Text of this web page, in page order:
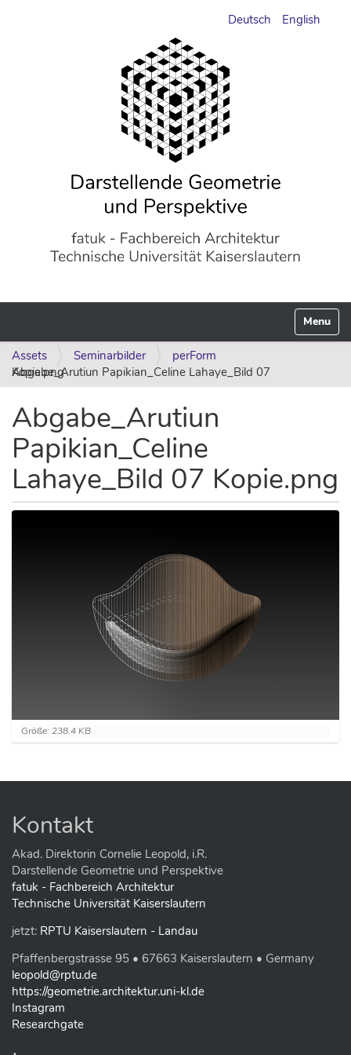
Deutsch English
Assets Seminarbilder
perForm
Abgabe_Arutiun Papikian_Celine Lahaye_Bild 07 Kopie.png
Abgabe_Arutiun
Papikian_Celine
Lahaye_Bild 07 Kopie.png
Z
e
e
l
d
i
v
o
l
e
G
r
ö
ß
e
…
Größe: 238.4 KB
Kontakt
Akad. Direktorin Cornelie Leopold, i.R.
Darstellende Geometrie und Perspektive
fatuk - Fachbereich Architektur
Technische Universität Kaiserslautern
jetzt: RPTU Kaiserslautern - Landau
Pfaffenbergstrasse 95 • 67663 Kaiserslautern • Germany
leopold@rptu.de
https://geometrie.architektur.uni-kl.de
Instagram
Researchgate